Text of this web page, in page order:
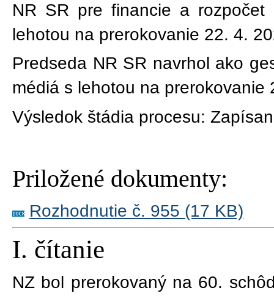
NR SR pre financie a
lehotou na prerokovanie 22. 4.
Predseda NR SR navrhol ako
médiá s lehotou na prerokovanie
Výsledok štádia procesu:
Priložené dokumenty:
Rozhodnutie č. 955 (17 KB)
I. čítanie
NZ bol prerokovaný na 60.